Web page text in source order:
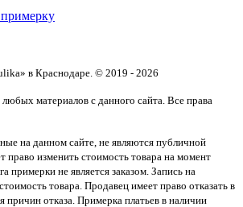
примерку
в Краснодаре. © 2019 - 2026
материалов с данного сайта. Все права
на данном сайте, не являются публичной
право изменить стоимость товара на момент
примерки не является заказом. Запись на
товара. Продавец имеет право отказать в
причин отказа. Примерка платьев в наличии